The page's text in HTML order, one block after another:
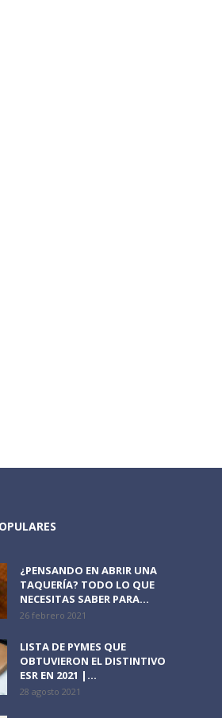
¿PENSANDO EN ABRIR UNA
TAQUERÍA? TODO LO QUE
NECESITAS SABER PARA...
26 febrero 2021
LISTA DE PYMES QUE
OBTUVIERON EL DISTINTIVO
ESR EN 2021 |...
28 agosto 2021